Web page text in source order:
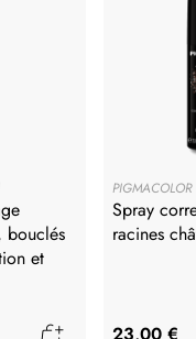
bouclés
et
Ajouter au panier
PIGMACOLOR
Spray
racines
23,00 €